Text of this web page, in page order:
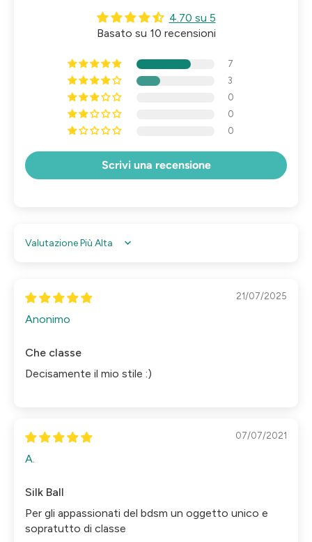
4.70 su 5
Basato su 10 recensioni
7
3
0
0
0
Scrivi una recensione
Sort by
21/07/2025
Anonimo
Che classe
Decisamente il mio stile :)
07/07/2021
A.
Silk Ball
Per gli appassionati del bdsm un oggetto unico e
sopratutto di classe